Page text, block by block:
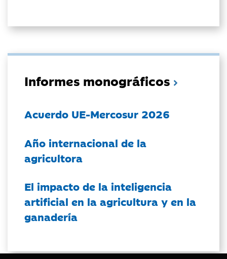
Informes monográficos
Acuerdo UE-Mercosur 2026
Año internacional de la
agricultora
El impacto de la inteligencia
artificial en la agricultura y en la
ganadería